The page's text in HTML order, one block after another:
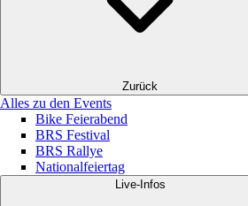
Zurück
Alles zu den Events
Bike Feierabend
BRS Festival
BRS Rallye
Nationalfeiertag
Live-Infos